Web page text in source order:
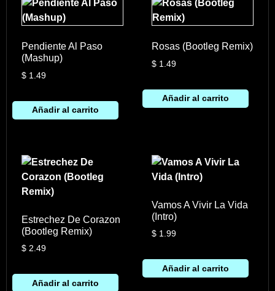
Pendiente Al Paso
(Mashup)
$1.49
Añadir al carrito
Rosas (Bootleg Remix)
$ 1.49
Añadir al carrito
Estrechez De Corazon
(Bootleg Remix)
$2.49
Añadir al carrito
Vamos A Vivir La Vida
(Intro)
$ 1.99
Añadir al carrito